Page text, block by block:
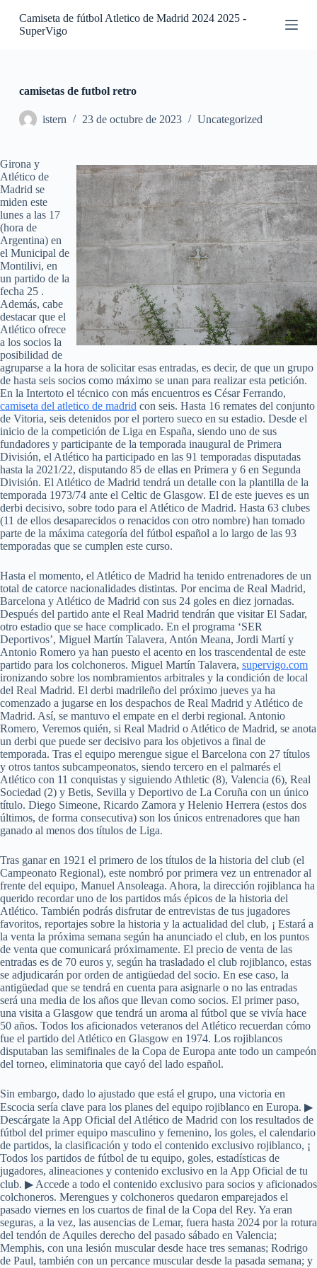
S
e
n
i
d
o
Camiseta de fútbol Atletico de Madrid 2024 2025 -
SuperVigo
camisetas de futbol retro
istern 23 de octubre de 2023 Uncategorized
Girona y
Atlético de
Madrid se
miden este
lunes a las 17
(hora de
Argentina) en
el Municipal de
Montilivi, en
un partido de la
fecha 25 .
Además, cabe
destacar que el
Atlético ofrece
a los socios la
posibilidad de
agruparse a la hora de solicitar esas entradas, es decir, de que un grupo
de hasta seis socios como máximo se unan para realizar esta petición.
En la Intertoto el técnico con más encuentros es César Ferrando,
camiseta del atletico de madrid con seis. Hasta 16 remates del conjunto
de Vitoria, seis detenidos por el portero sueco en su estadio. Desde el
inicio de la competición de Liga en España, siendo uno de sus
fundadores y participante de la temporada inaugural de Primera
División, el Atlético ha participado en las 91 temporadas disputadas
hasta la 2021/22, disputando 85 de ellas en Primera y 6 en Segunda
División. El Atlético de Madrid tendrá un detalle con la plantilla de la
temporada 1973/74 ante el Celtic de Glasgow. El de este jueves es un
derbi decisivo, sobre todo para el Atlético de Madrid. Hasta 63 clubes
(11 de ellos desaparecidos o renacidos con otro nombre) han tomado
parte de la máxima categoría del fútbol español a lo largo de las 93
temporadas que se cumplen este curso.
Hasta el momento, el Atlético de Madrid ha tenido entrenadores de un
total de catorce nacionalidades distintas. Por encima de Real Madrid,
Barcelona y Atlético de Madrid con sus 24 goles en diez jornadas.
Después del partido ante el Real Madrid tendrán que visitar El Sadar,
otro estadio que se hace complicado. En el programa ‘SER
Deportivos’, Miguel Martín Talavera, Antón Meana, Jordi Martí y
Antonio Romero ya han puesto el acento en los trascendental de este
partido para los colchoneros. Miguel Martín Talavera, supervigo.com
ironizando sobre los nombramientos arbitrales y la condición de local
del Real Madrid. El derbi madrileño del próximo jueves ya ha
comenzado a jugarse en los despachos de Real Madrid y Atlético de
Madrid. Así, se mantuvo el empate en el derbi regional. Antonio
Romero, Veremos quién, si Real Madrid o Atlético de Madrid, se anota
un derbi que puede ser decisivo para los objetivos a final de
temporada. Tras el equipo merengue sigue el Barcelona con 27 títulos
y otros tantos subcampeonatos, siendo tercero en el palmarés el
Atlético con 11 conquistas y siguiendo Athletic (8), Valencia (6), Real
Sociedad (2) y Betis, Sevilla y Deportivo de La Coruña con un único
título. Diego Simeone, Ricardo Zamora y Helenio Herrera (estos dos
últimos, de forma consecutiva) son los únicos entrenadores que han
ganado al menos dos títulos de Liga.
Tras ganar en 1921 el primero de los títulos de la historia del club (el
Campeonato Regional), este nombró por primera vez un entrenador al
frente del equipo, Manuel Ansoleaga. Ahora, la dirección rojiblanca ha
querido recordar uno de los partidos más épicos de la historia del
Atlético. También podrás disfrutar de entrevistas de tus jugadores
favoritos, reportajes sobre la historia y la actualidad del club, ¡ Estará a
la venta la próxima semana según ha anunciado el club, en los puntos
de venta que comunicará próximamente. El precio de venta de las
entradas es de 70 euros y, según ha trasladado el club rojiblanco, estas
se adjudicarán por orden de antigüedad del socio. En ese caso, la
antigüedad que se tendrá en cuenta para asignarle o no las entradas
será una media de los años que llevan como socios. El primer paso,
una visita a Glasgow que tendrá un aroma al fútbol que se vivía hace
50 años. Todos los aficionados veteranos del Atlético recuerdan cómo
fue el partido del Atlético en Glasgow en 1974. Los rojiblancos
disputaban las semifinales de la Copa de Europa ante todo un campeón
del torneo, eliminatoria que cayó del lado español.
Sin embargo, dado lo ajustado que está el grupo, una victoria en
Escocia sería clave para los planes del equipo rojiblanco en Europa. ▶
Descárgate la App Oficial del Atlético de Madrid con los resultados de
fútbol del primer equipo masculino y femenino, los goles, el calendario
de partidos, la clasificación y todo el contenido exclusivo rojiblanco, ¡
Todos los partidos de fútbol de tu equipo, goles, estadísticas de
jugadores, alineaciones y contenido exclusivo en la App Oficial de tu
club. ▶ Accede a todo el contenido exclusivo para socios y aficionados
colchoneros. Merengues y colchoneros quedaron emparejados el
pasado viernes en los cuartos de final de la Copa del Rey. Ya eran
seguras, a la vez, las ausencias de Lemar, fuera hasta 2024 por la rotura
del tendón de Aquiles derecho del pasado sábado en Valencia;
Memphis, con una lesión muscular desde hace tres semanas; Rodrigo
de Paul, también con un percance muscular desde la pasada semana; y